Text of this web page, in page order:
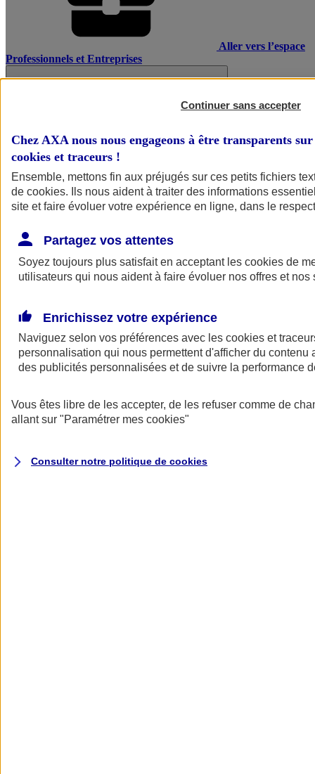
Aller vers l’espace
Professionnels et Entreprises
AXA Assurance
Continuer sans accepter
Chez AXA nous nous engageons à être transparents
cookies et traceurs !
Ensemble, mettons fin aux préjugés sur ces petits fichiers
de cookies. Ils nous aident à traiter des informations
site et faire évoluer votre expérience en ligne, dans le
Partagez vos attentes
Soyez toujours plus satisfait en acceptant les cookies de
utilisateurs qui nous aident à faire évoluer nos offres et nos
Enrichissez votre expérience
Naviguez selon vos préférences avec les cookies et
personnalisation qui nous permettent d'afficher du contenu
des publicités personnalisées et de suivre la performance
Vous êtes libre de les accepter, de les refuser comme de
allant sur "Paramétrer mes cookies"
Consulter notre politique de cookies